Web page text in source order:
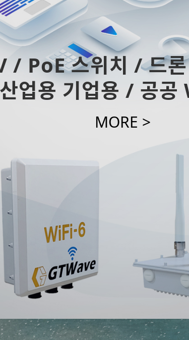
/ PoE 스위치 / 드
업용 기업용 / 공공
MORE >